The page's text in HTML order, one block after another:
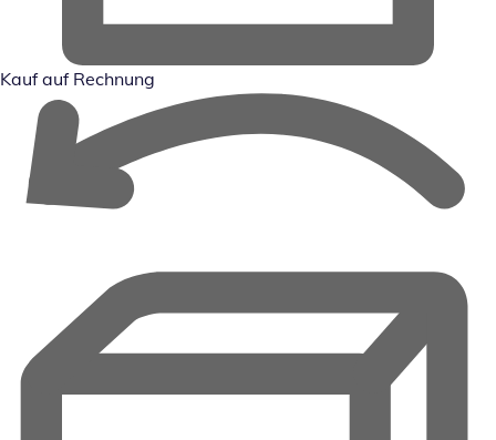
Kauf auf Rechnung